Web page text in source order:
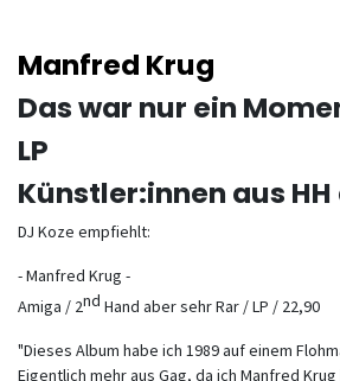
Manfred Krug
Das war nur ein
LP
Künstler:innen aus
DJ Koze empfiehlt:
- Manfred Krug -
Amiga / 2nd Hand aber sehr Rar / LP / 22,90
"Dieses Album habe ich 1989 auf einem
Eigentlich mehr aus Gag, da ich Manfred